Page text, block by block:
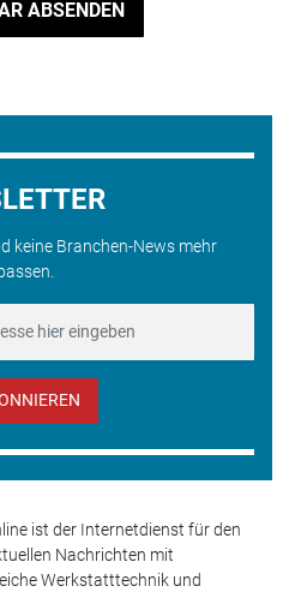
ABSENDEN
keine Branchen-News mehr
ist der Internetdienst für den
Nachrichten mit
Werkstatttechnik und